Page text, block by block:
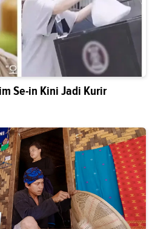
Se-in Kini Jadi Kurir